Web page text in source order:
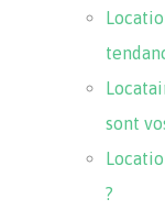
sont
?